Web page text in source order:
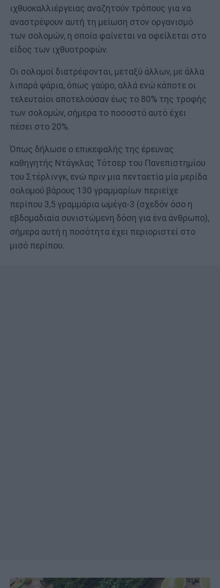
ιχθυοκαλλιέργειας αναζητούν τρόπους για να
αναστρέψουν αυτή τη μείωση στον οργανισμό
των σολομών, η οποία φαίνεται να οφείλεται στο
είδος των ιχθυοτροφών.
Οι σολομοί διατρέφονται, μεταξύ άλλων, με άλλα
λιπαρά ψάρια, όπως γαύρο, αλλά ενώ κάποτε οι
τελευταίοι αποτελούσαν έως το 80% της τροφής
των σολομών, σήμερα το ποσοστό αυτό έχει
πέσει στο 20%.
Όπως δήλωσε ο επικεφαλής της έρευνας
καθηγητής Ντάγκλας Τότσερ του Πανεπιστημίου
του Στέρλινγκ, ενώ πριν μια πενταετία μία μερίδα
σολομού βάρους 130 γραμμαρίων περιείχε
περίπου 3,5 γραμμάρια ωμέγα-3 (σχεδόν όσο η
εβδομαδιαία συνιστώμενη δόση για ένα άνθρωπο),
σήμερα αυτή η ποσότητα έχει περιοριστεί στο
μισό περίπου.